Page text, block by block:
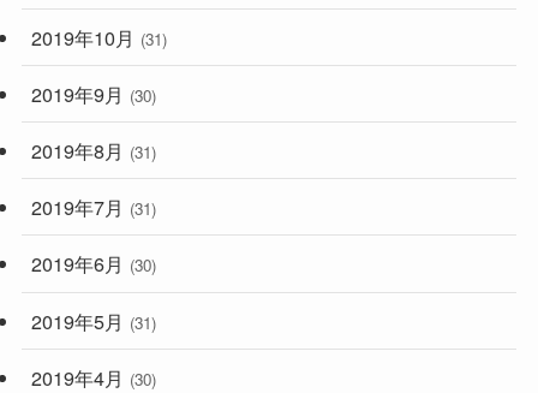
2019年10月 (31)
2019年9月 (30)
2019年8月 (31)
2019年7月 (31)
2019年6月 (30)
2019年5月 (31)
2019年4月 (30)